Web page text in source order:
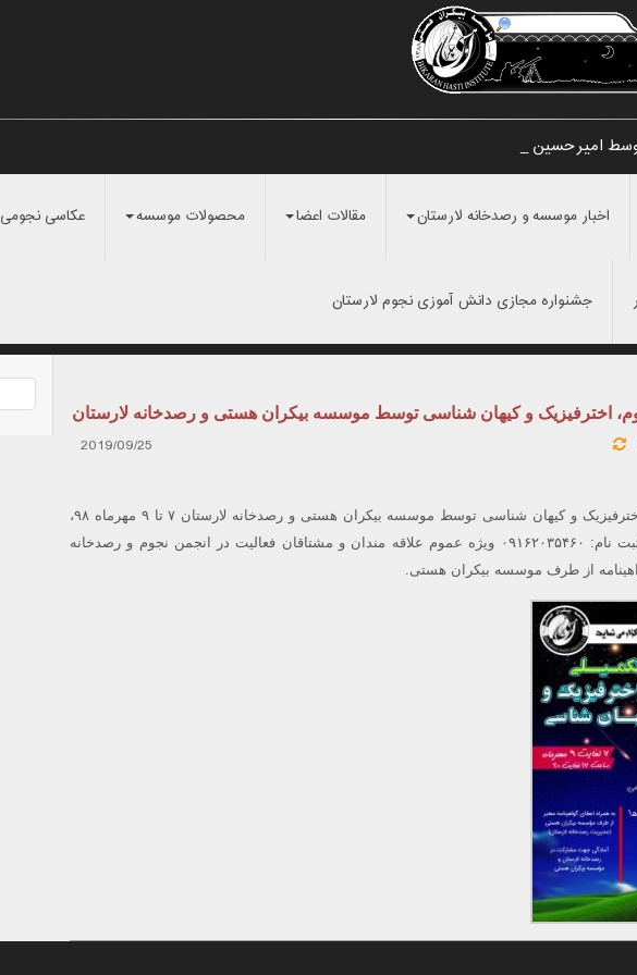
امیرحسین مرا _
اخبار موسسه و رصدخانه لارستان مقالات اعضا محصولات موسسه عکاسی نجومی
جشنواره مجازی دانش آموزی نجوم لارستان
اخترفیزیک و کیهان شناسی توسط موسسه بیکران هستی و رصدخانه لارستان
2019/09/25
دوره تکمیلی نجوم، اخترفیزیک و کیهان شناسی توسط موسسه بیکران هستی و رصدخانه لارستان ۷ تا ۹ مهرماه ۹۸،
شماره تماس جهت ثبت نام: ۰۹۱۶۲۰۳۵۴۶۰ ویژه عموم علاقه مندان و مشتاقان فعالیت در انجمن نجوم و رصدخانه
از طرف موسسه بیکران هستی.